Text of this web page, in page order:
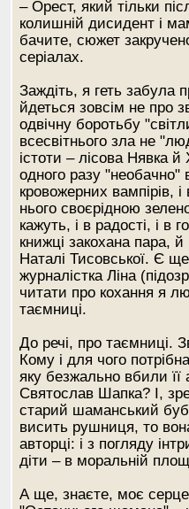
– Орест, який тільки
колишній дисидент і
бачите, сюжет
серіалах.
Заждіть, я геть забула
йдеться зовсім не про
одвічну боротьбу
всесвітнього зла не
істоти – лісова Нявка
одного разу "необачно"
кровожерних вампірів,
нього своєрідною
кажуть, і в радості, і в
книжці закохана пара,
Наталі Тисовської. Є
журналістка Ліна
читати про кохання я
таємниці.
До речі, про таємниці.
Кому і для чого
яку безжально вбили
Святослав Шапка? І,
старий шаманський
висить рушниця, то
авторці: і з погляду
діти – в моральній
А ще, знаєте, моє серце